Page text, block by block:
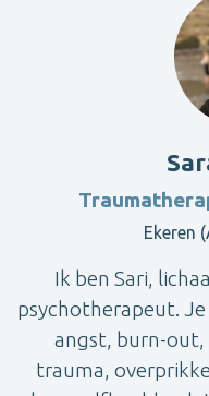
Ekeren
Ik ben Sari,
psychotherapeut.
angst, burn-out,
trauma,